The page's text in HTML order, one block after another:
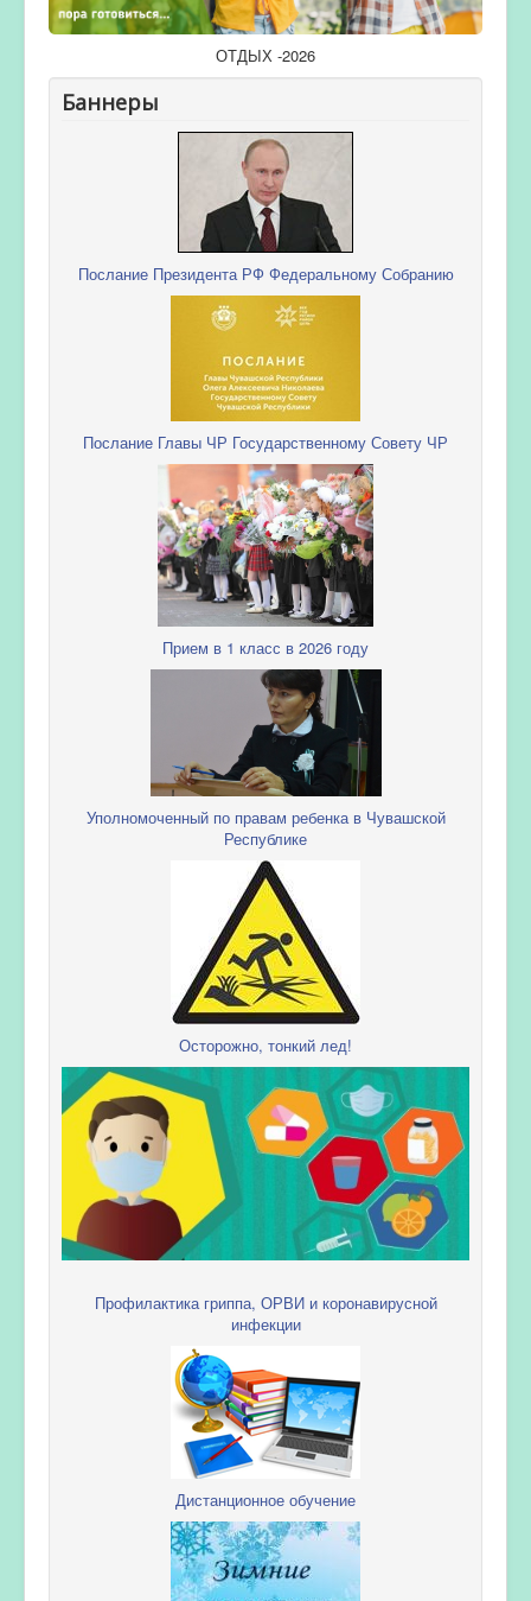
ОТДЫХ -2026
Баннеры
Послание Президента РФ Федеральному Собранию
Послание Главы ЧР Государственному Совету ЧР
Прием в 1 класс в 2026 году
Уполномоченный по правам ребенка в Чувашской
Республике
Осторожно, тонкий лед!
Профилактика гриппа, ОРВИ и коронавирусной
инфекции
Дистанционное обучение